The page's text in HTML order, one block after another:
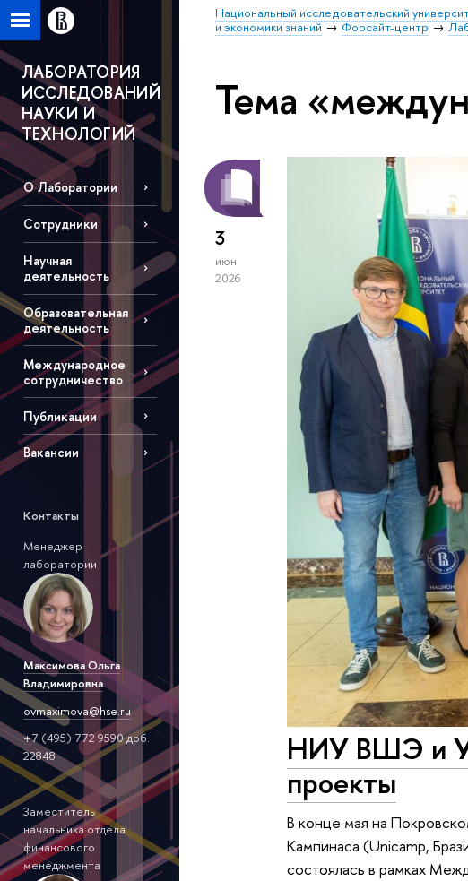
Национальный исследовательский
и экономики знаний
Форсайт-центр
ЛАБОРАТОРИЯ
ИССЛЕДОВАНИЙ
НАУКИ И
ТЕХНОЛОГИЙ
О Лаборатории
Сотрудники
Научная
деятельность
Образовательная
деятельность
Международное
сотрудничество
Публикации
Вакансии
Контакты
Менеджер
лаборатории
Максимова Ольга
Владимировна
ovmaximova@hse.ru
+7 (495) 772 9590 доб.
22848
Заместитель
начальника отдела
финансового
менеджмента
Тема
3
июн
2026
НИУ ВШЭ и
проекты
В конце мая на
Кампинаса (Unicamp,
состоялась в рамках